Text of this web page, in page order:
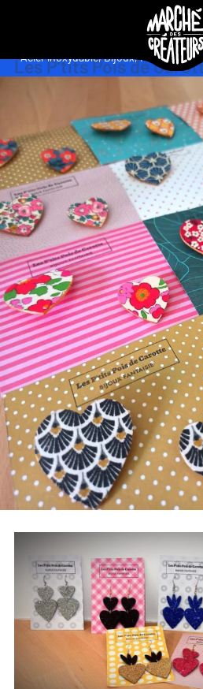
Les P’tits Pois de
Acier inoxydable,Bijoux,Fantaisie,